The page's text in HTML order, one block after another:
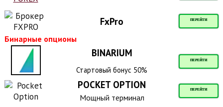
FxPro ПЕРЕЙТИ
Бинарные опционы
BINARIUM
ПЕРЕЙТИ
Стартовый бонус 50%
POCKET OPTION ПЕРЕЙТИ
Мощный терминал